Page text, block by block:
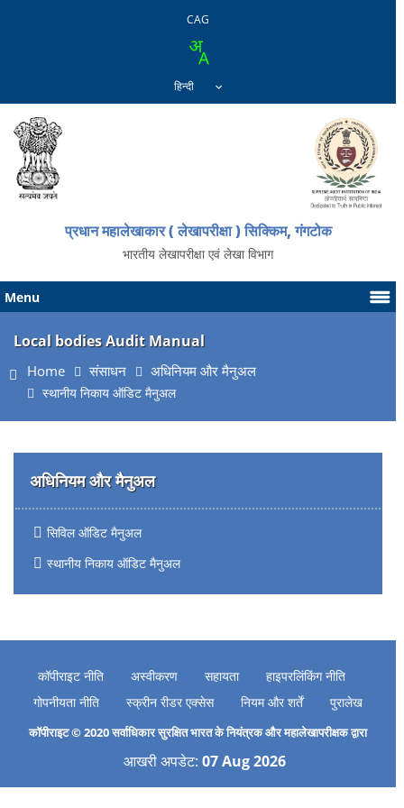
CAG
प्रधान महालेखाकार ( लेखापरीक्षा ) सिक्किम, गंगटोक
भारतीय लेखापरीक्षा एवं लेखा विभाग
Menu
Local bodies Audit Manual
Home संसाधन अधिनियम और मैनुअल
स्थानीय निकाय ऑडिट मैनुअल
अधिनियम और मैनुअल
सिविल ऑडिट मैनुअल
स्थानीय निकाय ऑडिट मैनुअल
कॉपीराइट नीति अस्वीकरण सहायता
हाइपरलिंकिंग नीति
गोपनीयता नीति
स्क्रीन रीडर एक्सेस नियम और शर्तें पुरालेख
कॉपीराइट © 2020 सर्वाधिकार सुरक्षित भारत के नियंत्रक और महालेखापरीक्षक द्वारा
आखरी अपडेट:07 Aug 2026